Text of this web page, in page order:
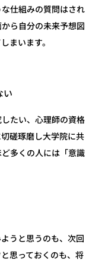
仕組みの質問はされ
ら自分の未来予想図
まいます。
い
たい、心理師の資格
磋琢磨し大学院に共
多くの人には「意識
うと思うのも、次回
思っておくのも、将